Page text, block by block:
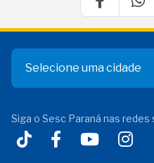
Selecione uma cidade
Siga o Sesc Paraná nas redes